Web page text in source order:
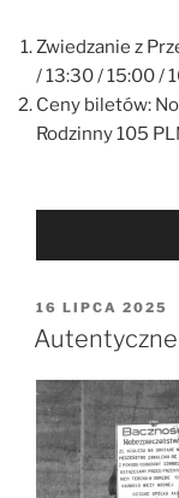
Zwiedzanie z
/ 13:30 / 15:00 /
Ceny biletów:
Rodzinny 105
OPUBLIKOWANE
W
16 LIPCA 2025